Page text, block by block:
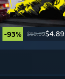
-93% $69.99$4.89